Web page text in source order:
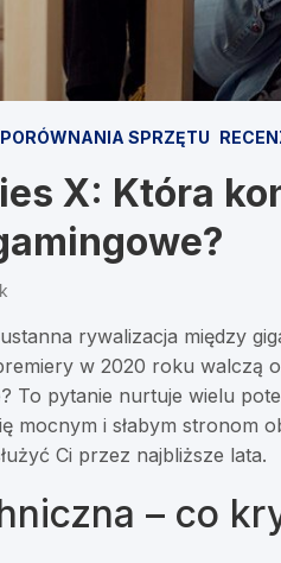
PORÓWNANIA SPRZĘTU
X: Która
rywalizacja między
w 2020 roku walczą
To pytanie nurtuje wielu
mocnym i słabym stronom
Ci przez najbliższe lata.
– co